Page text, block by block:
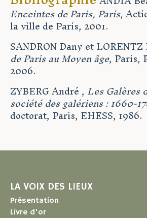
Enceintes de Paris, Paris,
la ville de Paris, 2001.
SANDRON Dany et
de Paris au Moyen âge, Paris,
2006.
ZYBERG André ,Les Galères
société des galériens : 1660-
doctorat, Paris, EHESS, 1986.
LA VOIX DES LIEUX
Présentation
Livre d'or